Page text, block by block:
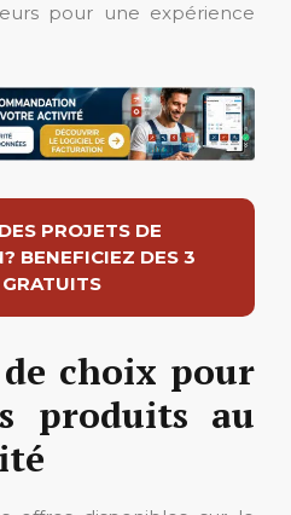
pour une expérience
PROJETS DE
BENEFICIEZ DES 3
choix pour
produits au